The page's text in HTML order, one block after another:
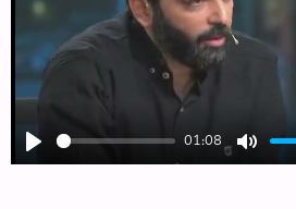
Play
01:08
Mute